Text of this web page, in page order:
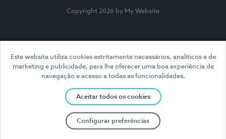
Este website utiliza cookies estritamente necessários, analíticos e de
marketing e publicidade, para lhe oferecer uma boa experiência de
navegação e acesso a todas as funcionalidades.
Aceitar todos os cookies
Configurar preferências
Copyright 2026 by My Website